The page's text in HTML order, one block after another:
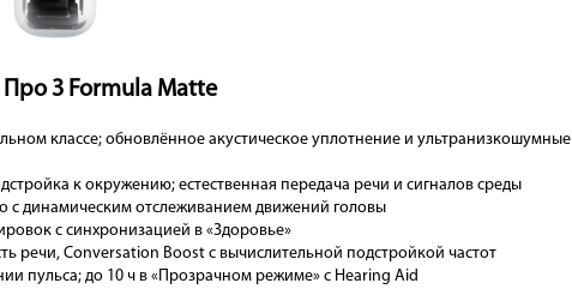
Про 3 Formula Matte
классе; обновлённое акустическое уплотнение и ультранизкошумные
к окружению; естественная передача речи и сигналов среды
с динамическим отслеживанием движений головы
с синхронизацией в «Здоровье»
речи, Conversation Boost с вычислительной подстройкой частот
пульса; до 10 ч в «Прозрачном режиме» с Hearing Aid